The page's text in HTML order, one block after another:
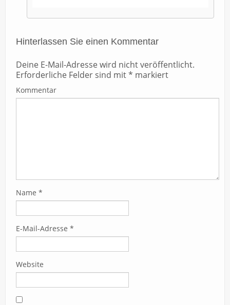
Hinterlassen Sie einen Kommentar
Deine E-Mail-Adresse wird nicht veröffentlicht.
Erforderliche Felder sind mit* markiert
Kommentar
Name *
E-Mail-Adresse *
Website